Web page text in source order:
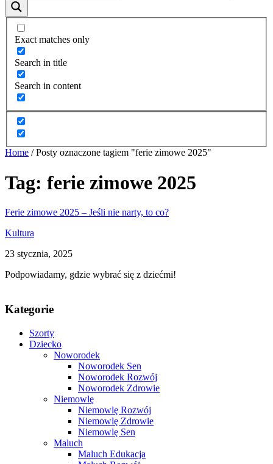
Exact matches only
Search in title
Search in content
Home / Posty oznaczone tagiem "ferie zimowe 2025"
Tag: ferie zimowe 2025
Ferie zimowe 2025 – Jeśli nie narty, to co?
Kultura
23 stycznia, 2025
Podpowiadamy, gdzie wybrać się z dziećmi!
Kategorie
Szorty
Dziecko
Noworodek
Noworodek Sen
Noworodek Rozwój
Noworodek Zdrowie
Niemowlę
Niemowlę Rozwój
Niemowlę Zdrowie
Niemowlę Sen
Maluch
Maluch Edukacja